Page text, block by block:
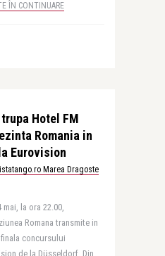
ÎN CONTINUARE
Hotel FM
Romania in
Eurovision
Marea Dragoste
mai, la ora 22.00,
Romana transmite in
concursului
de la Düsseldorf. Din